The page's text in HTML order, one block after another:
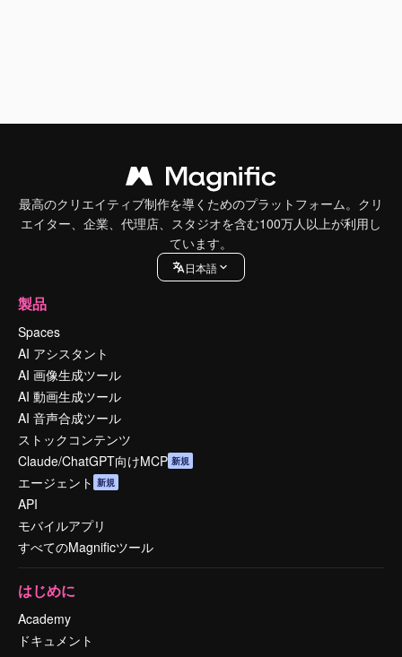
最高のクリエイティブ制作を導くためのプラットフォーム。クリ
エイター、企業、代理店、スタジオを含む100万人以上が利用し
ています。
日本語
製品
Spaces
AI アシスタント
AI 画像生成ツール
AI 動画生成ツール
AI 音声合成ツール
ストックコンテンツ
Claude/ChatGPT向けMCP 新規
エージェント 新規
API
モバイルアプリ
すべてのMagnificツール
はじめに
Academy
ドキュメント